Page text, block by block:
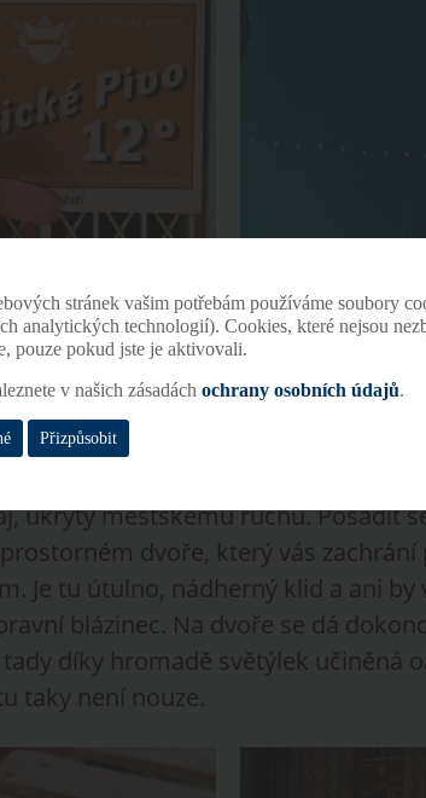
ukrytý městskému ruchu. Posadit
dvoře, který vás
Je tu útulno, nádherný klid a ani by
blázinec. Na dvoře se dá
díky hromadě světýlek učiněná
taky není nouze.
stránek vašim potřebám používáme soubory
analytických technologií). Cookies, které nejsou
pouze pokud jste je aktivovali.
v našich zásadách ochrany osobních údajů.
Přizpůsobit